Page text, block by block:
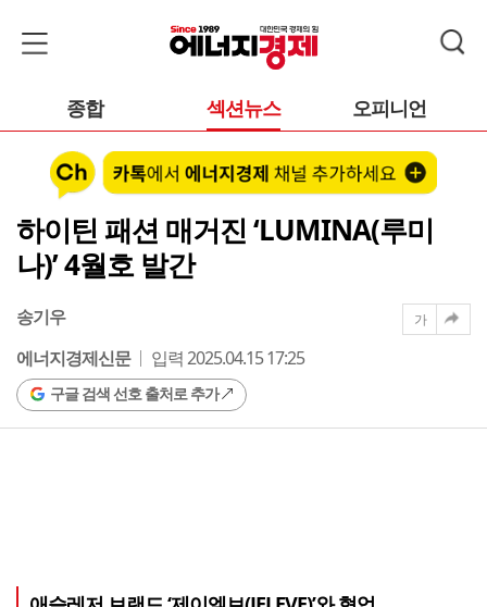
종합 섹션뉴스 오피니언
하이틴 패션 매거진 ‘LUMINA(루미
나)’ 4월호 발간
송기우
에너지경제신문
입력 2025.04.15 17:25
구글 검색 선호 출처로 추가
가